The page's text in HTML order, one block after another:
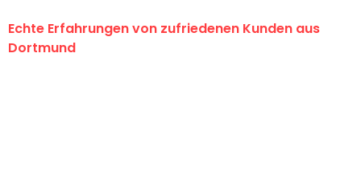
Echte Erfahrungen von zufriedenen Kunden aus
Dortmund